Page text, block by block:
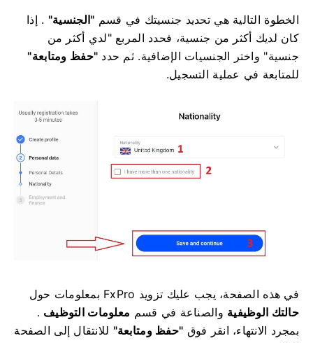
الخطوة التالية هي تحديد جنسيتك في قسم "الجنسية" . إذا
كان لديك أكثر من جنسية، فحدد المربع "لدي أكثر من
جنسية" واختر الجنسيات الإضافية. ثم حدد "حفظ ومتابعة"
للمتابعة في عملية التسجيل.
في هذه الصفحة، يجب عليك تزويد FxPro بمعلومات حول
حالتك الوظيفية والصناعة في قسم معلومات التوظيف .
بمجرد الانتهاء، انقر فوق "حفظ ومتابعة" للانتقال إلى الصفحة